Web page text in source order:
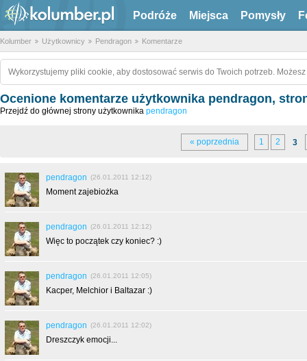
Podróże Miejsca Pomysły
Kolumber Użytkownicy Pendragon Komentarze
Wykorzystujemy pliki cookie, aby dostosować serwis do Twoich potrzeb.
Ocenione komentarze użytkownika pendragon,
Przejdź do głównej strony użytkownika pendragon
« poprzednia 1 2 3
pendragon (26.01.2011 12:12)
Moment zajebiożka
pendragon (26.01.2011 12:12)
Więc to początek czy koniec? :)
pendragon (26.01.2011 12:05)
Kacper, Melchior i Baltazar :)
pendragon (26.01.2011 12:02)
Dreszczyk emocji...